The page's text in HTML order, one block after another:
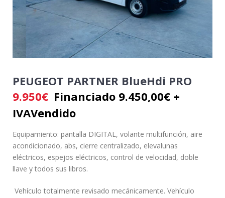
PEUGEOT PARTNER BlueHdi PRO
9.950€ Financiado 9.450,00€ +
IVAVendido
Equipamiento: pantalla DIGITAL, volante multifunción, aire
acondicionado, abs, cierre centralizado, elevalunas
eléctricos, espejos eléctricos, control de velocidad, doble
llave y todos sus libros.
Vehículo totalmente revisado mecánicamente. Vehículo